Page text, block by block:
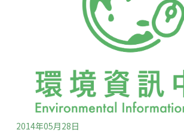
在向海拔更高的山腰行進。「隨著這些
種也在消亡，」喬迪·布朗德說。她是美
的教授，研究中國西南部的高山生態動
其他科學家去年報告說，在他們位於雲
經變成了灌木。他們的研究結果發表在
護》雜誌 ​​上，其
2014年05月28日